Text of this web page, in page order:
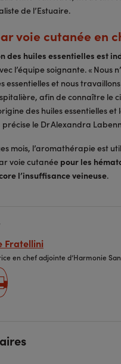
de l’Estuaire.
voie cutanée en
des huiles essentielles est
l’équipe soignante. « Nous
essentielles et nous
afin de connaître le
des huiles essentielles
le Dr Alexandra
mois, l’aromathérapie est
voie cutanée pour les
l’insuffisance veineuse.
Fratellini
en chef adjointe d’Harmonie
Imprimer